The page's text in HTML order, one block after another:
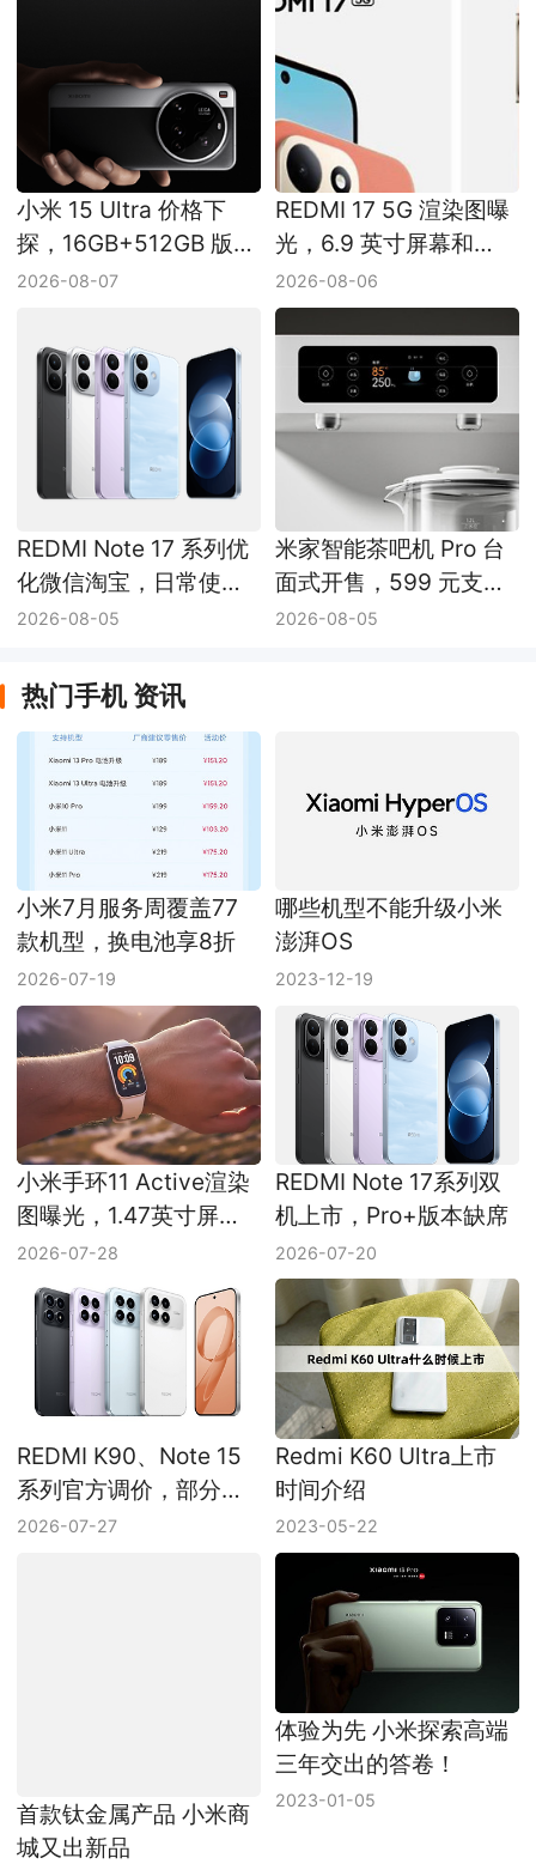
小米 15 Ultra 价格下
探，16GB+512GB 版本
现新低
2026-08-07
REDMI 17 5G 渲染图曝
光，6.9 英寸屏幕和
7500mAh 电池受关注
2026-08-06
REDMI Note 17 系列优
化微信淘宝，日常使用
更流畅
2026-08-05
米家智能茶吧机 Pro 台
面式开售，599 元支持
即热煮茶和双区出水
2026-08-05
热门手机 资讯
小米7月服务周覆盖77
款机型，换电池享8折
2026-07-19
哪些机型不能升级小米
澎湃OS
2023-12-19
小米手环11 Active渲染
图曝光，1.47英寸屏幕
和300mAh电池受关注
2026-07-28
REDMI Note 17系列双
机上市，Pro+版本缺席
2026-07-20
REDMI K90、Note 15
系列官方调价，部分机
型价格上浮
2026-07-27
Redmi K60 Ultra上市
时间介绍
2023-05-22
首款钛金属产品 小米商
城又出新品
体验为先 小米探索高端
三年交出的答卷！
2023-01-05